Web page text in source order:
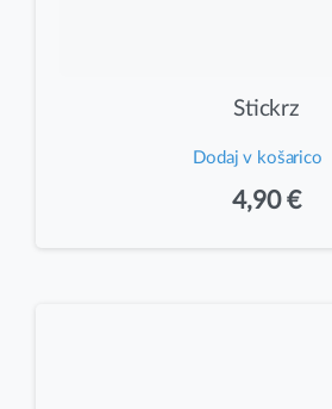
Stickrz
Dodaj v košarico
4,90€